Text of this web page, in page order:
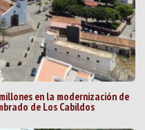
en la modernización de
de Los Cabildos